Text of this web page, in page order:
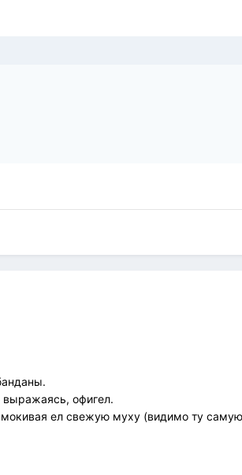
выражаясь, офигел.
ел свежую муху (видимо ту